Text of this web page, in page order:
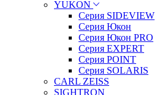
YUKON
Серия SIDEVIEW
Серия Юкон
Серия Юкон PRO
Серия EXPERT
Серия POINT
Серия SOLARIS
CARL ZEISS
SIGHTRON